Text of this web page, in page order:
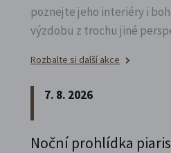
poznejte jeho interiéry i
výzdobu z trochu jiné
Rozbalte si další akce
7. 8. 2026
Noční prohlídka